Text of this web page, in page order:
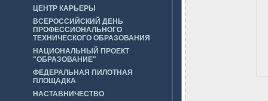
ЦЕНТР КАРЬЕРЫ
ВСЕРОССИЙСКИЙ ДЕНЬ
ПРОФЕССИОНАЛЬНОГО
ТЕХНИЧЕСКОГО ОБРАЗОВАНИЯ
НАЦИОНАЛЬНЫЙ ПРОЕКТ
"ОБРАЗОВАНИЕ"
ФЕДЕРАЛЬНАЯ ПИЛОТНАЯ
ПЛОЩАДКА
НАСТАВНИЧЕСТВО